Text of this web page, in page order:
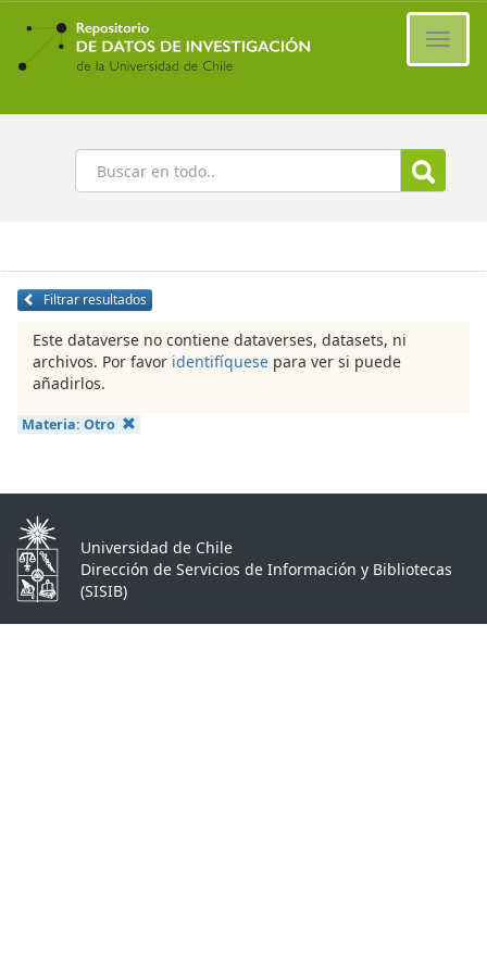
Ir
contenido
principal
Buscar
Filtrar resultados
Este dataverse no contiene dataverses, datasets, ni
archivos. Por favor identifíquese para ver si puede
añadirlos.
Materia: Otro
Universidad de Chile
Dirección de Servicios de Información y Bibliotecas
(SISIB)